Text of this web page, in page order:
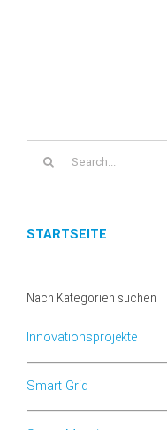
STARTSEITE
Nach Kategorien suchen
Innovationsprojekte
Smart Grid